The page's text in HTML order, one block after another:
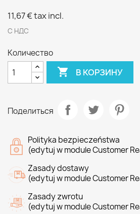
11,67 €tax incl.
С НДС
Количество
 В КОРЗИНУ
Поделиться
Polityka bezpieczeństwa
(edytuj w module Customer
Zasady dostawy
(edytuj w module Customer
Zasady zwrotu
(edytuj w module Customer